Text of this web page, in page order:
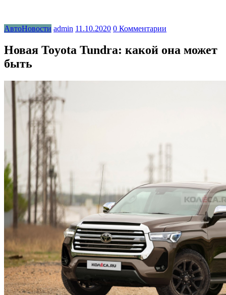
АвтоНовости admin 11.10.2020 0 Комментарии
Новая Toyota Tundra: какой она может
быть